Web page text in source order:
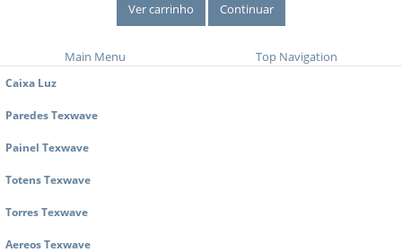
Ver carrinho Continuar
Main Menu Top Navigation
Caixa Luz
Paredes Texwave
Painel Texwave
Totens Texwave
Torres Texwave
Aereos Texwave